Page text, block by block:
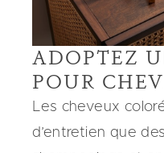
ADOPTEZ
POUR
Les cheveux
d’entretien que